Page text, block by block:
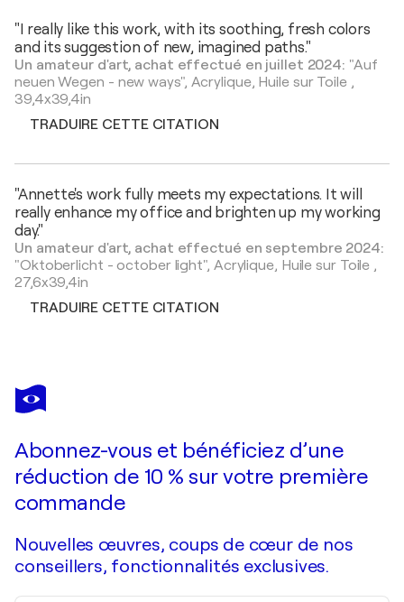
"I really like this work, with its soothing, fresh colors
and its suggestion of new, imagined paths."
Un amateur d'art, achat effectué en juillet 2024: "Auf
neuen Wegen - new ways", Acrylique, Huile sur Toile,
39,4x39,4in
TRADUIRE CETTE CITATION
"Annette's work fully meets my expectations. It will
really enhance my office and brighten up my working
day."
Un amateur d'art, achat effectué en septembre 2024:
"Oktoberlicht - october light", Acrylique, Huile sur Toile ,
27,6x39,4in
TRADUIRE CETTE CITATION
Abonnez-vous et bénéficiez d’une
réduction de 10 % sur votre première
commande
Nouvelles œuvres, coups de cœur de nos
conseillers, fonctionnalités exclusives.